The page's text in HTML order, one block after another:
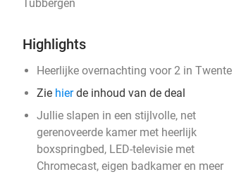
Tubbergen
Highlights
Heerlijke overnachting voor 2 in Twente
Zie hierde inhoud van de deal
Jullie slapen in een stijlvolle, net
gerenoveerde kamer met heerlijk
boxspringbed, LED-televisie met
Chromecast, eigen badkamer en meer